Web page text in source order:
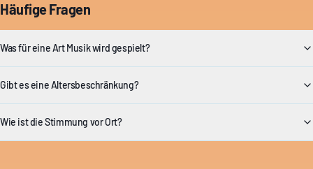
Häufige Fragen
Was für eine Art Musik wird gespielt?
Gibt es eine Altersbeschränkung?
Wie ist die Stimmung vor Ort?